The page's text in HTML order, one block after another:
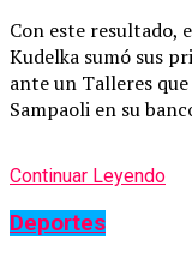
Con este resultado,
Kudelka sumó sus
ante un Talleres
Sampaoli en su
Continuar Leyendo
Deportes